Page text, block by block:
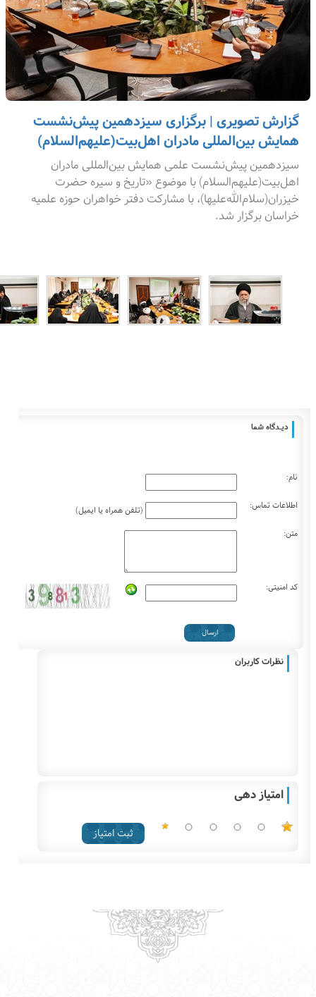
گزارش تصویری | برگزاری سیزدهمین پیش‌نشست
همایش بین‌المللی مادران اهل‌بیت(علیهم‌السلام)
سیزدهمین پیش‌نشست علمی همایش بین‌المللی مادران
اهل‌بیت(علیهم‌السلام) با موضوع «تاریخ و سیره حضرت
خیزران(سلام‌الله‌علیها)، با مشارکت دفتر خواهران حوزه علمیه
خراسان برگزار شد.
دیـــدگاه شما
نام:
اطلاعات تماس:
(تلفن همراه یا ایمیل)
متن:
کد امنیتی:
نظرات کاربران
امتیاز دهی